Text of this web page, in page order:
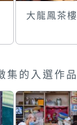
大龍鳳茶樓
集的入選作品